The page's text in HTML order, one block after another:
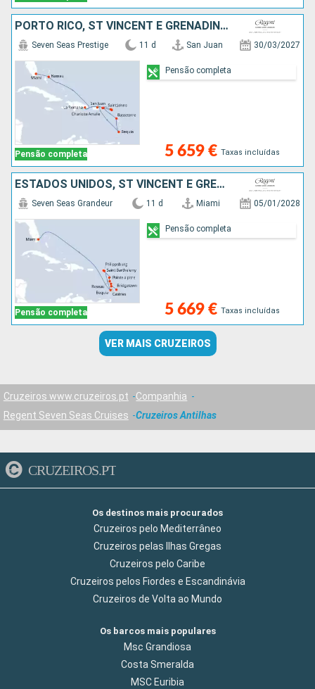
PORTO RICO, ST VINCENT E GRENADINES, GUADALUPE, ESTADOS UNIDOS, FRANÇA, SÃO MARTINHO, REPÚBLICA DOMINICANA, BAHAMAS
Pensão completa
Seven Seas Prestige 11 d San Juan 30/03/2027
5 659 € Taxas incluídas
Pensão completa
ESTADOS UNIDOS, ST VINCENT E GRENADINES, FRANÇA, SÃO MARTINHO, GUADALUPE, DOMINICA, MARTINICA, SANTA LÚCIA, BARBADOS
Pensão completa
Seven Seas Grandeur 11 d Miami 05/01/2028
5 669 € Taxas incluídas
Pensão completa
VER MAIS CRUZEIROS
Cruzeiros www.cruzeiros.pt
Companhia
Regent Seven Seas Cruises
Cruzeiros Antilhas
CRUZEIROS.PT
Os destinos mais procurados
Cruzeiros pelo Mediterrâneo
Cruzeiros pelas Ilhas Gregas
Cruzeiros pelo Caribe
Cruzeiros pelos Fiordes e Escandinávia
Cruzeiros de Volta ao Mundo
Os barcos mais populares
Msc Grandiosa
Costa Smeralda
MSC Euribia